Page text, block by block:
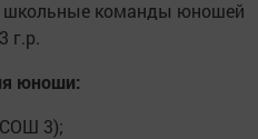
школьные команды юношей
г.р.
юноши:
3);